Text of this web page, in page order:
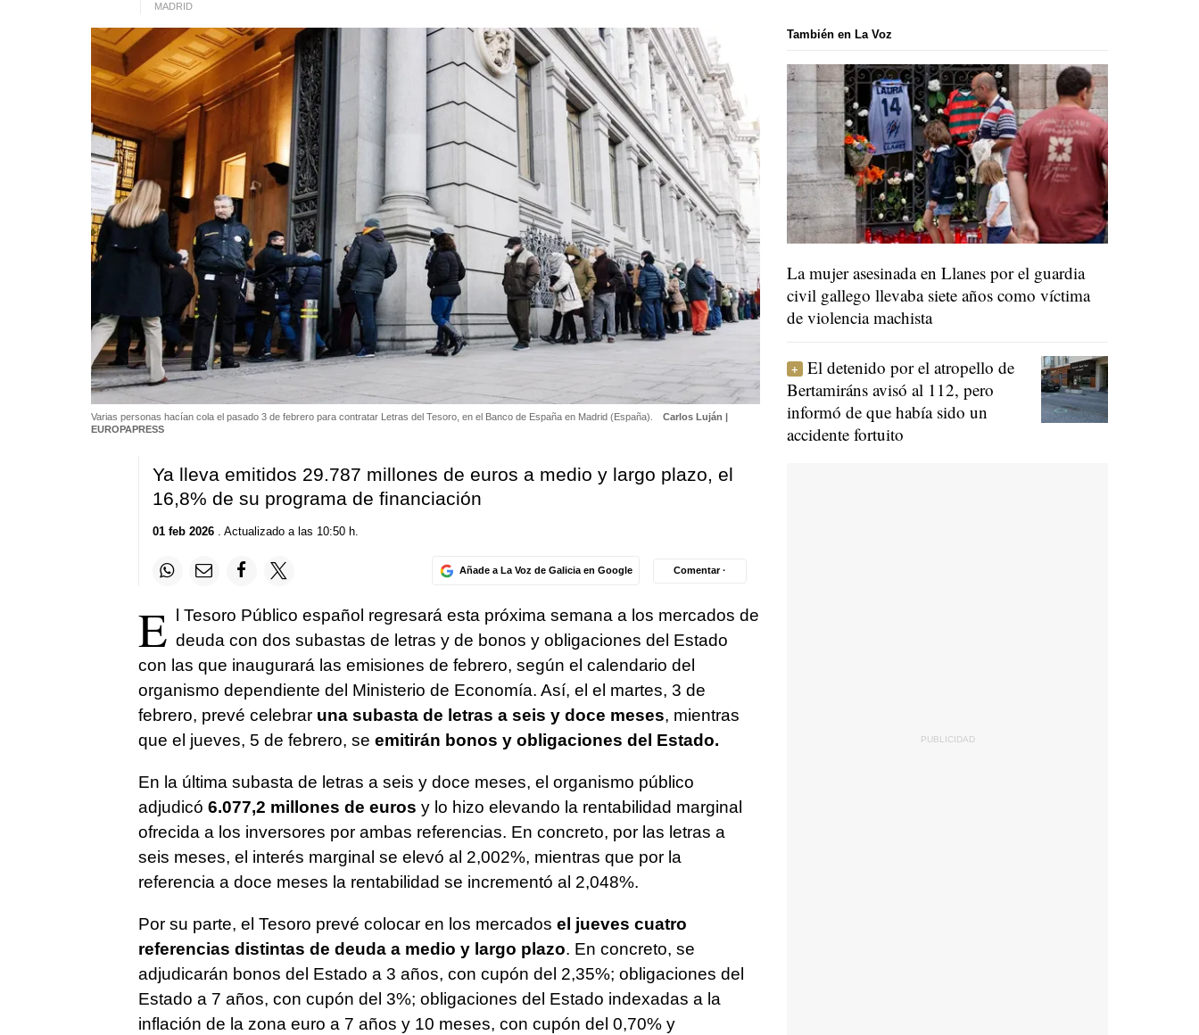
MADRID
Varias personas hacían cola el pasado 3 de febrero para contratar Letras del Tesoro, en el Banco de España en Madrid (España).
Carlos Luján |
EUROPAPRESS
Ya lleva emitidos 29.787 millones de euros a medio y largo plazo, el
16,8% de su programa de financiación
01 feb 2026. Actualizado a las 10:50 h.
Añade a La Voz de Galicia en Google Comentar ·
E
l Tesoro Público español regresará esta próxima semana a los mercados de
deuda con dos subastas de letras y de bonos y obligaciones del Estado
con las que inaugurará las emisiones de febrero, según el calendario del
organismo dependiente del Ministerio de Economía. Así, el el martes, 3 de
febrero, prevé celebraruna subasta de letras a seis y doce meses, mientras
que el jueves, 5 de febrero, se emitirán bonos y obligaciones del Estado.
En la última subasta de letras a seis y doce meses, el organismo público
adjudicó 6.077,2 millones de euros y lo hizo elevando la rentabilidad marginal
ofrecida a los inversores por ambas referencias. En concreto, por las letras a
seis meses, el interés marginal se elevó al 2,002%, mientras que por la
referencia a doce meses la rentabilidad se incrementó al 2,048%.
Por su parte, el Tesoro prevé colocar en los mercados el jueves cuatro
referencias distintas de deuda a medio y largo plazo. En concreto, se
adjudicarán bonos del Estado a 3 años, con cupón del 2,35%; obligaciones del
Estado a 7 años, con cupón del 3%; obligaciones del Estado indexadas a la
inflación de la zona euro a 7 años y 10 meses, con cupón del 0,70% y
También en La Voz
La mujer asesinada en Llanes por el guardia
civil gallego llevaba siete años como víctima
de violencia machista
El detenido por el atropello de
Bertamiráns avisó al 112, pero
informó de que había sido un
accidente fortuito